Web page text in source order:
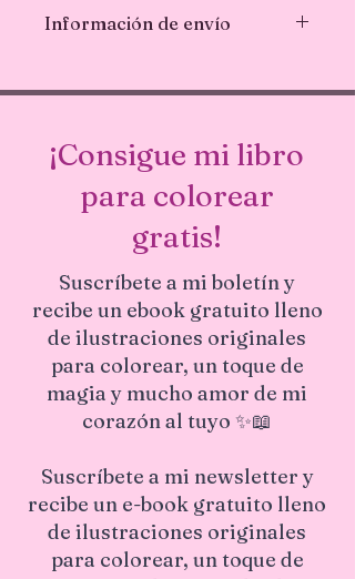
botellas de agua, vidrio, autos,
computadoras portátiles, en todas
cambios. Si tiene algún problema con
Información de envío
¡Consigue mi libro
para colorear
gratis!
Suscríbete a mi boletín y
recibe un ebook gratuito lleno
de ilustraciones originales
para colorear, un toque de
magia y mucho amor de mi
corazón al tuyo ✨📖
Suscríbete a mi newsletter y
recibe un e-book gratuito lleno
de ilustraciones originales
para colorear, un toque de